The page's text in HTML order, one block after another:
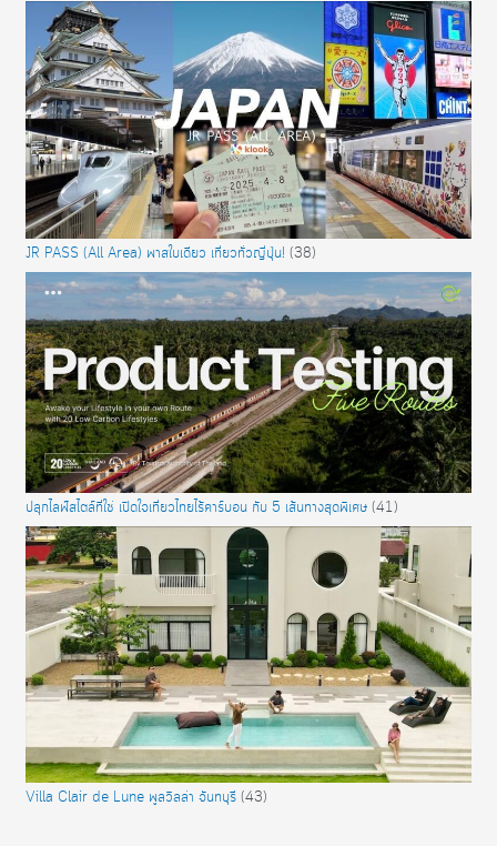
JR PASS (All Area) พาสใบเดียว เที่ยวทั่วญี่ปุ่น! (38)
ปลุกไลฟ์สไตล์ที่ใช่ เปิดใจเที่ยวไทยไร้คาร์บอน กับ 5 เส้นทางสุดพิเศษ (41)
Villa Clair de Lune พูลวิลล่า จันทบุรี (43)